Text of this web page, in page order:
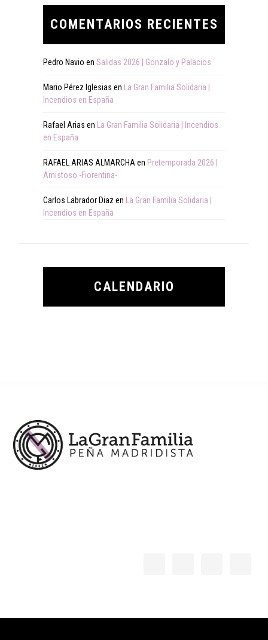
COMENTARIOS RECIENTES
Pedro Navio en Salidas 2026 | Gonzalo y Palacios
Mario Pérez Iglesias en
La Gran Familia Solidaria |
Incendios en España
Rafael Arias en
La Gran Familia Solidaria | Incendios
en España
RAFAEL ARIAS ALMARCHA en Pretemporada 2026 |
Amistoso -Fiorentina-
Carlos Labrador Diaz en
La Gran Familia Solidaria |
Incendios en España
CALENDARIO